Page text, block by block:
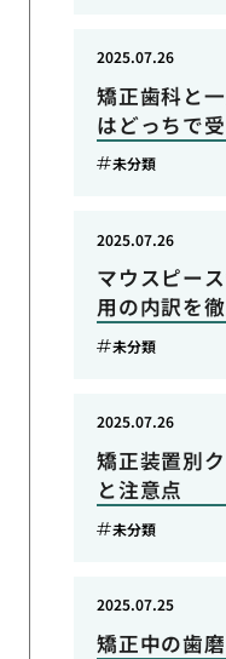
矯正歯科と
はどっちで
2025.07.26
未分類
マウスピー
用の内訳を
2025.07.26
未分類
矯正装置別
と注意点
2025.07.26
未分類
矯正中の歯
2025.07.25